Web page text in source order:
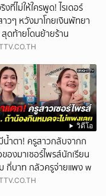
งที่ไม่ให้ใครพูด! ไรเดอร์
าวๆ หวังมาโกยเงินพัทยา
ดท้ายโดนย้ายร้าน
วิดีโอ
ำตา! ครูสาวกลับจากก
องมาเซอร์ไพรส์นักเรียน
กี่บาท กลัวครูจ่ายแพง w